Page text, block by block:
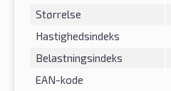
Størrelse
Hastighedsindeks
Belastningsindeks
EAN-kode